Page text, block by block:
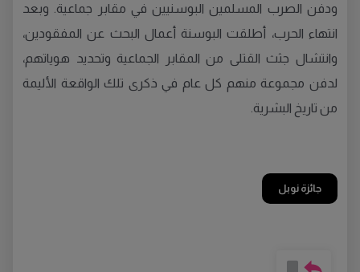
ودفن الصرب المسلمين البوسنيين في مقابر جماعية. وبعد
انتهاء الحرب، أطلقت البوسنة أعمال البحث عن المفقودين،
وانتشال جثث القتلى من المقابر الجماعية وتحديد هوياتهم،
لدفن مجموعة منهم كل عام في ذكرى تلك الواقعة الأليمة
من تاريخ البشرية.
جائزة نوبل